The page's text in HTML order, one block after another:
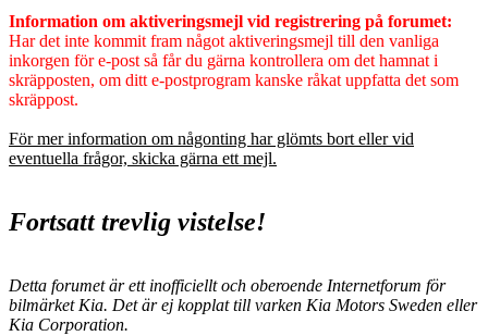
Information om aktiveringsmejl vid registrering på forumet:
Har det inte kommit fram något aktiveringsmejl till den vanliga
inkorgen för e-post så får du gärna kontrollera om det hamnat i
skräpposten, om ditt e-postprogram kanske råkat uppfatta det som
skräppost.
För mer information om någonting har glömts bort eller vid
eventuella frågor, skicka gärna ett mejl.
Fortsatt trevlig vistelse!
Detta forumet är ett inofficiellt och oberoende Internetforum för
bilmärket Kia. Det är ej kopplat till varken Kia Motors Sweden eller
Kia Corporation.